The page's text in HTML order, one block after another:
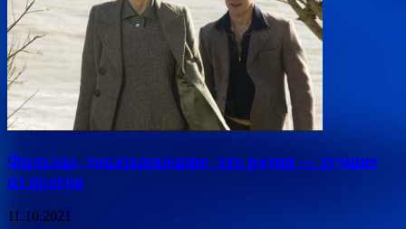
Фильмы, доказывающие, что родня — худшие
из врагов
11.10.2021